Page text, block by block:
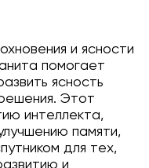
и ясности
помогает
ясность
Этот
интеллекта,
памяти,
для тех,
и